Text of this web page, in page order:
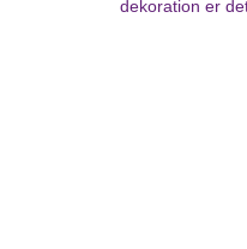
dekoration er